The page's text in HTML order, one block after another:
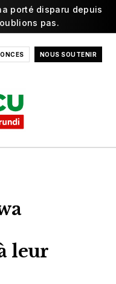
porté disparu depuis
pas.
NOUS SOUTENIR
leur